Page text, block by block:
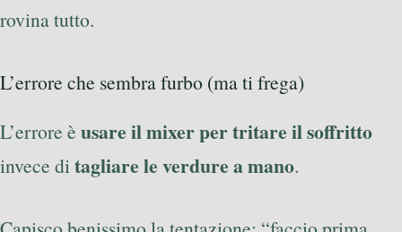
rovina tutto.
L’errore che sembra furbo (ma ti frega)
L’errore è usare il mixer per tritare il soffritto
invece ditagliare le verdure a mano.